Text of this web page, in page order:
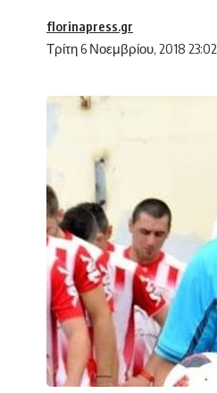
Τρίτη 6 Νοεμβρίου, 2018 23:02
florinapress.gr